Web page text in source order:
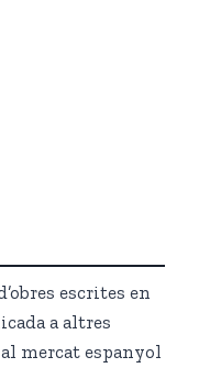
escrites en
a altres
mercat espanyol